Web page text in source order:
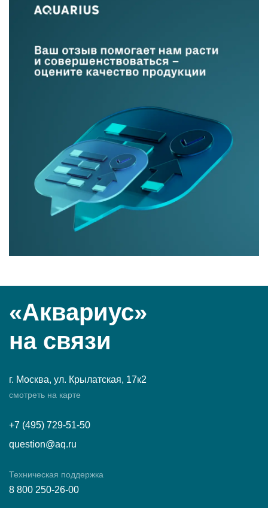
«Аквариус»
на связи
г. Москва, ул. Крылатская, 17к2
смотреть на карте
+7 (495) 729-51-50
question@aq.ru
Техническая поддержка
8 800 250-26-00